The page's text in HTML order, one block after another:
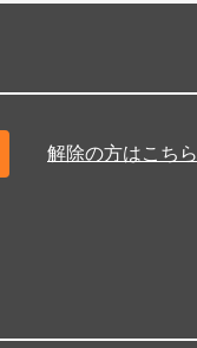
解除の方はこちら